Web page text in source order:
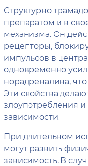
Структурно
препаратом и в
механизма. Он
рецепторы,
импульсов в
одновременно
норадреналина,
Эти свойства
злоупотребления и
зависимости.
При длительном
могут развить
зависимость. В